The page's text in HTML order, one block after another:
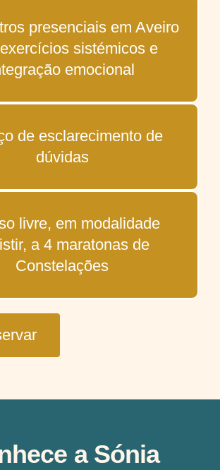
presenciais em Aveiro
sistémicos e
emocional
de esclarecimento de
dúvidas
livre, em modalidade
a 4 maratonas de
Constelações
a Sónia